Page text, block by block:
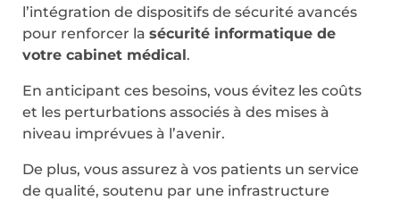
l’intégration de dispositifs de sécurité avancés
pour renforcer la sécurité informatique de
votre cabinet médical.
En anticipant ces besoins, vous évitez les coûts
et les perturbations associés à des mises à
niveau imprévues à l’avenir.
De plus, vous assurez à vos patients un service
de qualité, soutenu par une infrastructure